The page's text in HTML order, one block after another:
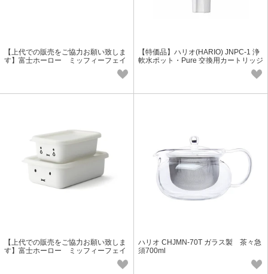
【上代での販売をご協力お願い致しま
す】富士ホーロー ミッフィーフェイ
【特価品】ハリオ(HARIO) JNPC-1 浄
軟水ポット・Pure 交換用カートリッジ
【上代での販売をご協力お願い致しま
す】富士ホーロー ミッフィーフェイ
ス 浅型角容器2点セット MFF-2SM
ハリオ CHJMN-70T ガラス製 茶々急
須700ml